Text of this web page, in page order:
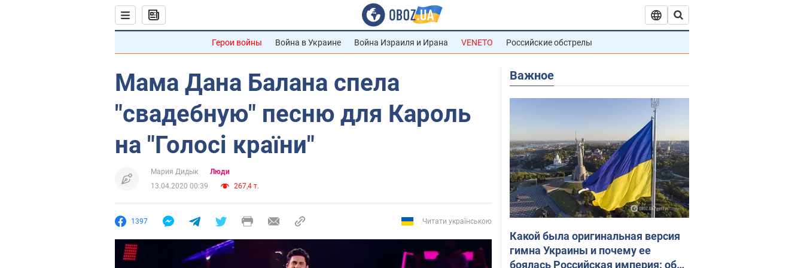
Герои войны Война в Украине Война Израиля и Ирана VENETO Российские обстрелы
Мама Дана Балана спела
"свадебную" песню для Кароль
на "Голосі країни"
Мария Дидык
Люди
13.04.2020 00:39
267,4 т.
1397 Читати українською
Важное
Какой была оригинальная версия
гимна Украины и почему ее
боялась Российская империя: об